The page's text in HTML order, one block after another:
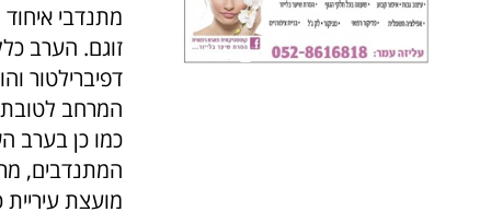
מתנדבי
זוגם. הערב
דפיברילטור
המרחב
כמו כן בערב
המתנדבים, מר
מועצת